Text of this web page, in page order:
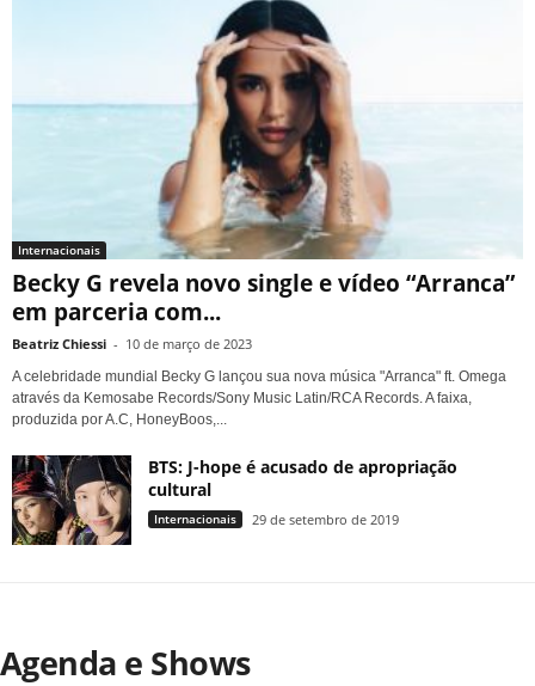
Internacionais
Becky G revela novo single e vídeo “Arranca”
em parceria com...
Beatriz Chiessi - 10 de março de 2023
A celebridade mundial Becky G lançou sua nova música "Arranca" ft. Omega
através da Kemosabe Records/Sony Music Latin/RCA Records. A faixa,
produzida por A.C, HoneyBoos,...
BTS: J-hope é acusado de apropriação
cultural
Internacionais 29 de setembro de 2019
Agenda e Shows